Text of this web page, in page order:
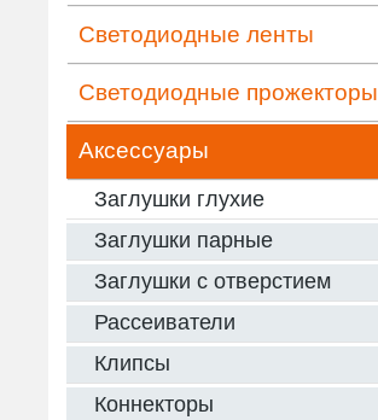
Светодиодные ленты
Светодиодные прожекторы
Аксессуары
Заглушки глухие
Заглушки парные
Заглушки с отверстием
Рассеиватели
Клипсы
Коннекторы